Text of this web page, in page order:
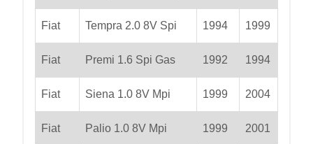
Fiat Tempra 2.0 8V Spi 1994 1999
Fiat Premi 1.6 Spi Gas 1992 1994
Fiat Siena 1.0 8V Mpi 1999 2004
Fiat Palio 1.0 8V Mpi 1999 2001